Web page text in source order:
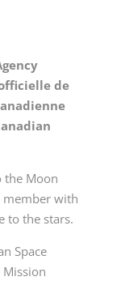
de
the Moon
member with
to the stars.
Space
Mission